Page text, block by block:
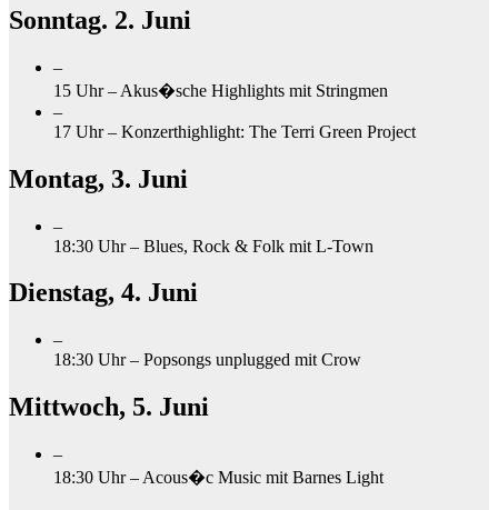
Sonntag. 2. Juni
–
15 Uhr – Akus�sche Highlights mit Stringmen
–
17 Uhr – Konzerthighlight: The Terri Green Project
Montag, 3. Juni
–
18:30 Uhr – Blues, Rock & Folk mit L-Town
Dienstag, 4. Juni
–
18:30 Uhr – Popsongs unplugged mit Crow
Mittwoch, 5. Juni
–
18:30 Uhr – Acous�c Music mit Barnes Light